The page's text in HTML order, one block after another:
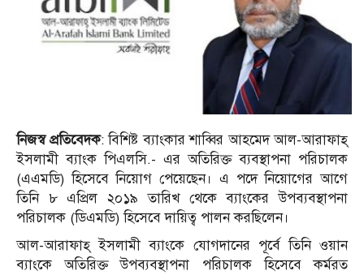
নিজস্ব প্রতিবেদক: বিশিষ্ট ব্যাংকার শাব্বির আহমেদ আল-আরাফাহ্
ইসলামী ব্যাংক পিএলসি.- এর অতিরিক্ত ব্যবস্থাপনা পরিচালক
(এএমডি) হিসেবে নিয়োগ পেয়েছেন। এ পদে নিয়োগের আগে
তিনি ৮ এপ্রিল ২০১৯ তারিখ থেকে ব্যাংকের উপব্যবস্থাপনা
পরিচালক (ডিএমডি) হিসেবে দায়িত্ব পালন করছিলেন।
আল-আরাফাহ্ ইসলামী ব্যাংকে যোগদানের পূর্বে তিনি ওয়ান
ব্যাংকে অতিরিক্ত উপব্যবস্থাপনা পরিচালক হিসেবে কর্মরত